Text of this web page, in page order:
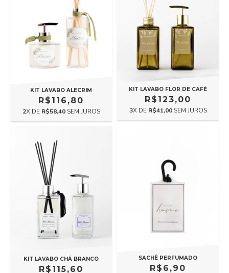
KIT LAVABO ALECRIM
R$116,80
2X DE R$58,40SEM JUROS
KIT LAVABO FLOR DE CAFÉ
R$123,00
3X DE R$41,00SEM JUROS
KIT LAVABO CHÁ BRANCO
R$115,60
SACHÊ PERFUMADO
R$6,90